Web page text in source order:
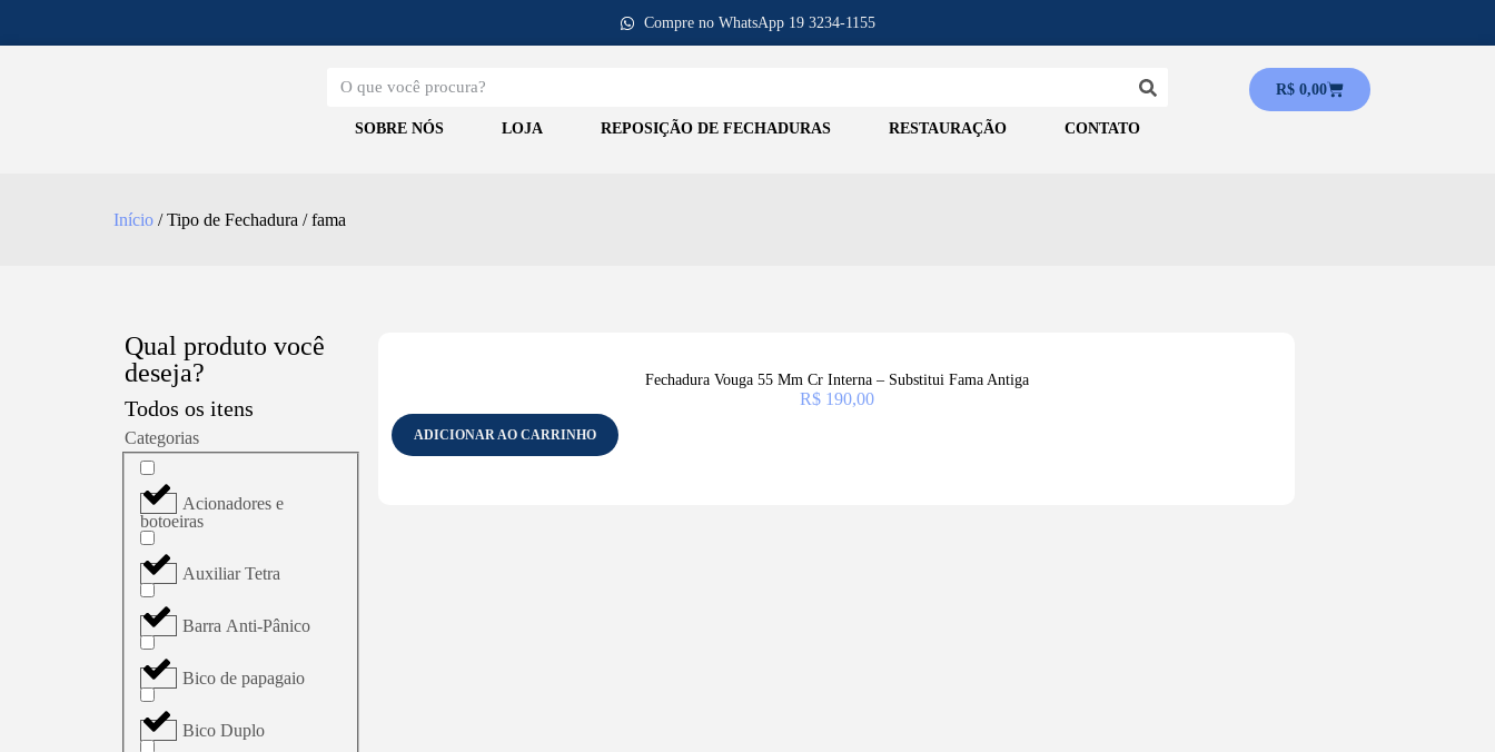
Compre no WhatsApp 19 3234-1155
SOBRE NÓS LOJA REPOSIÇÃO DE FECHADURAS RESTAURAÇÃO CONTATO
R$0,00
Início / Tipo de Fechadura / fama
Qual produto você
deseja?
Todos os itens
Categorias
Acionadores e
botoeiras
Auxiliar Tetra
Barra Anti-Pânico
Bico de papagaio
Bico Duplo
Fechadura Vouga 55 Mm Cr Interna – Substitui Fama Antiga
R$190,00
ADICIONAR AO CARRINHO